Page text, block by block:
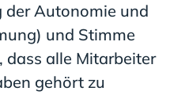
der Autonomie und
und Stimme
dass alle Mitarbeiter
gehört zu